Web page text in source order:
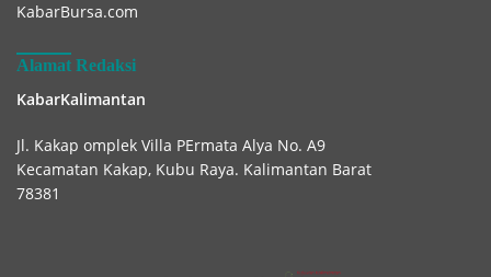
KabarBursa.com
Alamat Redaksi
KabarKalimantan
Jl. Kakap omplek Villa PErmata Alya No. A9
Kecamatan Kakap, Kubu Raya. Kalimantan Barat
78381